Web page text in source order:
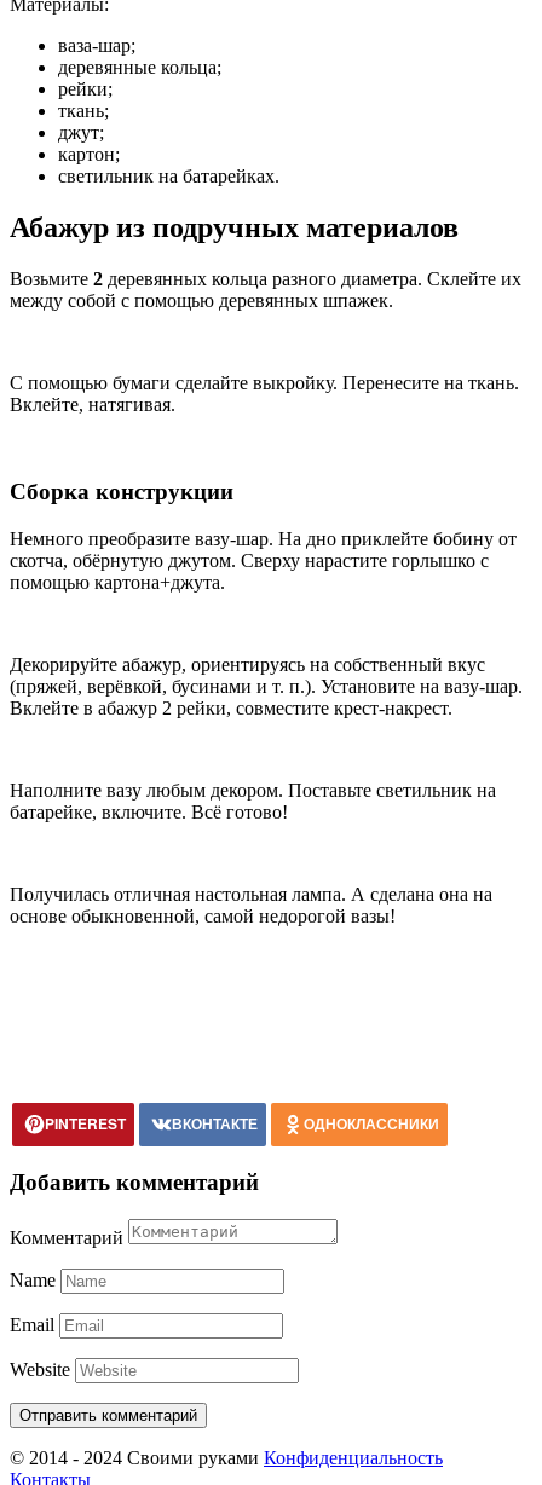
ваза-шар;
деревянные кольца;
рейки;
ткань;
джут;
картон;
светильник на батарейках.
Абажур из подручных материалов
Возьмите 2 деревянных кольца разного диаметра. Склейте их
между собой с помощью деревянных шпажек.
С помощью бумаги сделайте выкройку. Перенесите на ткань.
Вклейте, натягивая.
Сборка конструкции
Немного преобразите вазу-шар. На дно приклейте бобину от
скотча, обёрнутую джутом. Сверху нарастите горлышко с
помощью картона+джута.
Декорируйте абажур, ориентируясь на собственный вкус
(пряжей, верёвкой, бусинами и т. п.). Установите на вазу-шар.
Вклейте в абажур 2 рейки, совместите крест-накрест.
Наполните вазу любым декором. Поставьте светильник на
батарейке, включите. Всё готово!
Получилась отличная настольная лампа. А сделана она на
основе обыкновенной, самой недорогой вазы!
PINTEREST ВКОНТАКТЕ ОДНОКЛАССНИКИ
Добавить комментарий
Комментарий
Name
Email
Website
© 2014 - 2024 Своими руками Конфиденциальность
Контакты